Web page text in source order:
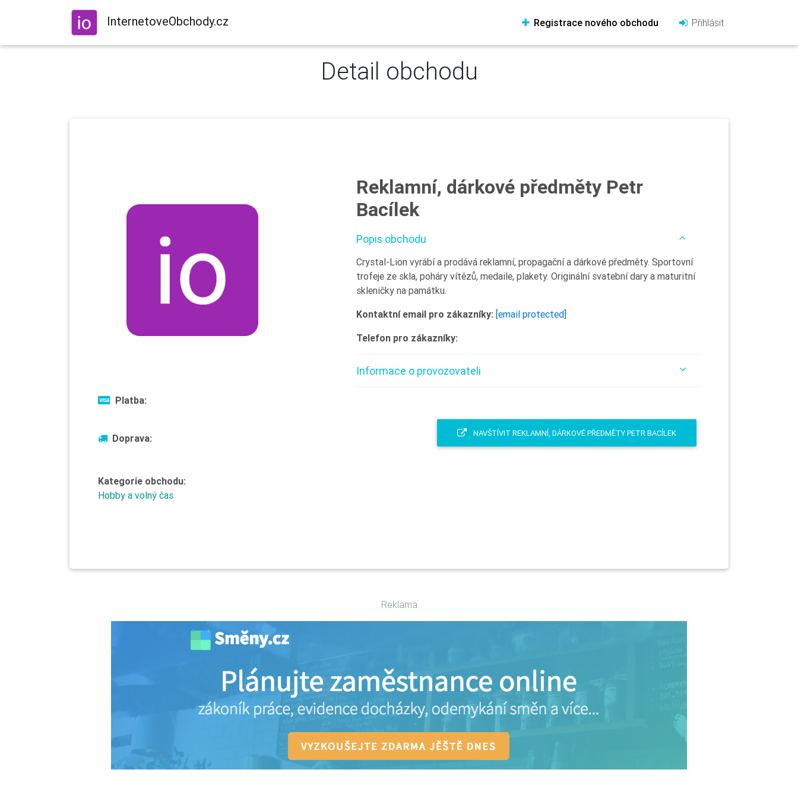
InternetoveObchody.cz Registrace nového obchodu Přihlásit
Detail obchodu
Platba:
Doprava:
Kategorie obchodu:
Hobby a volný čas
Reklamní, dárkové předměty Petr
Bacílek
Popis obchodu
Crystal-Lion vyrábí a prodává reklamní, propagační a dárkové předměty. Sportovní
trofeje ze skla, poháry vítězů, medaile, plakety. Originální svatební dary a maturitní
skleničky na památku.
Kontaktní email pro zákazníky: [email protected]
Telefon pro zákazníky:
Informace o provozovateli
NAVŠTÍVIT REKLAMNÍ, DÁRKOVÉ PŘEDMĚTY PETR BACÍLEK
Reklama